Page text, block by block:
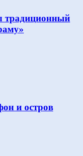
традиционный
и остров